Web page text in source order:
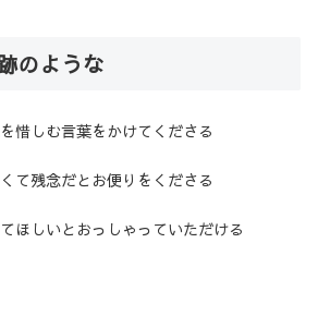
のような
惜しむ言葉をかけてくださる
て残念だとお便りをくださる
ほしいとおっしゃっていただける